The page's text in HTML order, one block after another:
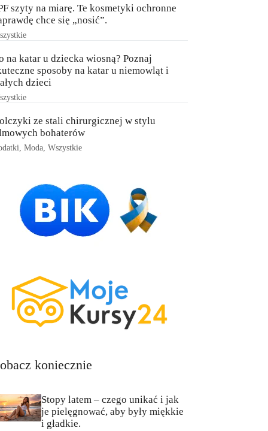
szyty na miarę. Te kosmetyki ochronne
chce się „nosić”.
na katar u dziecka wiosną? Poznaj
sposoby na katar u niemowląt i
dzieci
ze stali chirurgicznej w stylu
bohaterów
,Moda ,Wszystkie
koniecznie
Stopy latem – czego unikać i jak
je pielęgnować, aby były miękkie
i gładkie.